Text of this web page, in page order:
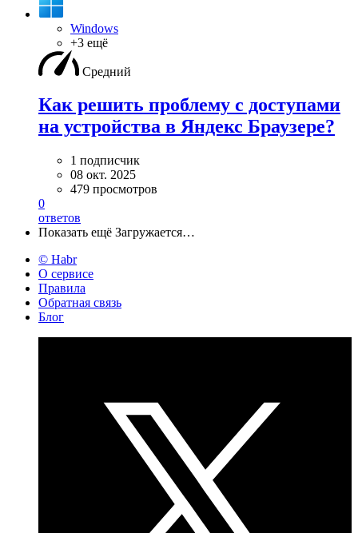
Windows
+3 ещё
Средний
Как решить проблему с доступами
на устройства в Яндекс Браузере?
1 подписчик
08 окт. 2025
479 просмотров
0
ответов
Показать ещё Загружается…
© Habr
О сервисе
Правила
Обратная связь
Блог